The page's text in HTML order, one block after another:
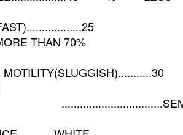
THAN 70%